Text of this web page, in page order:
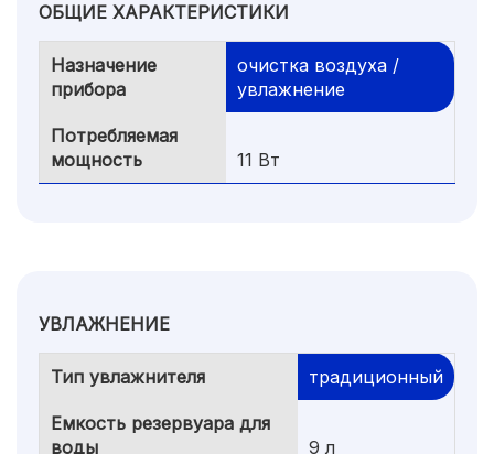
ОБЩИЕ ХАРАКТЕРИСТИКИ
Назначение
прибора
очистка воздуха /
увлажнение
Потребляемая
мощность
11 Вт
УВЛАЖНЕНИЕ
Тип увлажнителя традиционный
Емкость резервуара для
воды
9 л